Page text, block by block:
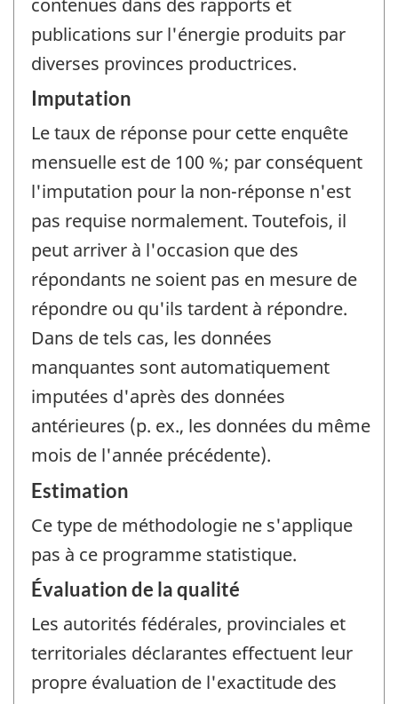
publications sur l'énergie produits par
diverses provinces productrices.
Imputation
Le taux de réponse pour cette enquête
mensuelle est de 100 %; par conséquent
l'imputation pour la non-réponse n'est
pas requise normalement. Toutefois, il
peut arriver à l'occasion que des
répondants ne soient pas en mesure de
répondre ou qu'ils tardent à répondre.
Dans de tels cas, les données
manquantes sont automatiquement
imputées d'après des données
antérieures (p. ex., les données du même
mois de l'année précédente).
Estimation
Ce type de méthodologie ne s'applique
pas à ce programme statistique.
Évaluation de la qualité
Les autorités fédérales, provinciales et
territoriales déclarantes effectuent leur
propre évaluation de l'exactitude des